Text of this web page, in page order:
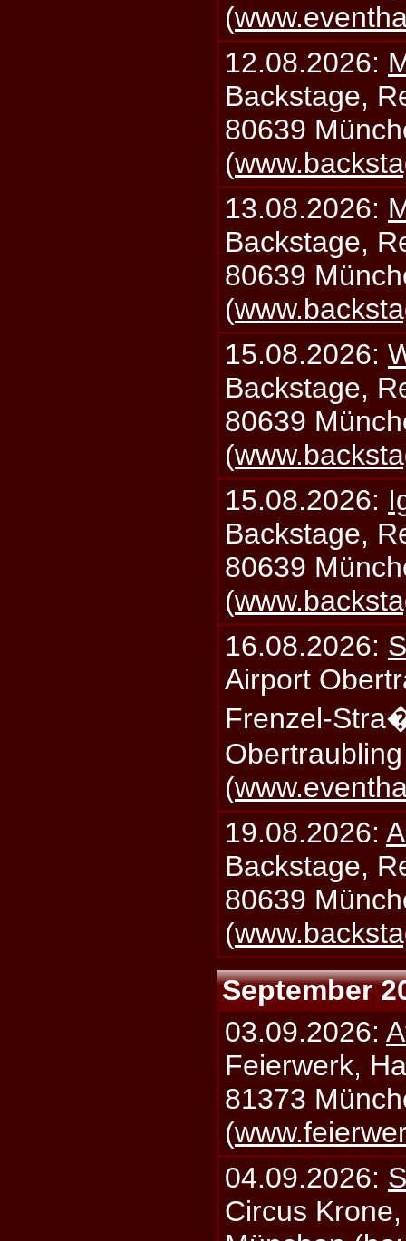
(
12.08.2026:
Backstage,
80639
(
13.08.2026:
Backstage,
80639
(
15.08.2026:
Backstage,
80639
(
15.08.2026:
Backstage,
80639
(
16.08.2026:
Airport
Frenzel-
(
19.08.2026:
Backstage,
80639
(
September
03.09.2026:
Feierwerk,
81373
(
04.09.2026:
Circus